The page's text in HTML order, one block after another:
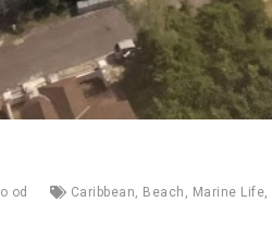
od Caribbean, Beach , Marine Life,